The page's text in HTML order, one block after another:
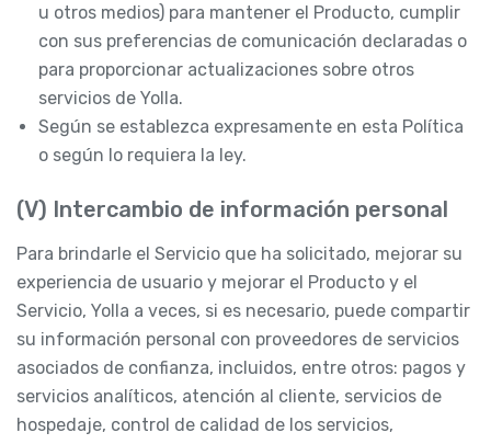
u otros medios) para mantener el Producto, cumplir
con sus preferencias de comunicación declaradas o
para proporcionar actualizaciones sobre otros
servicios de Yolla.
Según se establezca expresamente en esta Política
o según lo requiera la ley.
(V) Intercambio de información personal
Para brindarle el Servicio que ha solicitado, mejorar su
experiencia de usuario y mejorar el Producto y el
Servicio, Yolla a veces, si es necesario, puede compartir
su información personal con proveedores de servicios
asociados de confianza, incluidos, entre otros: pagos y
servicios analíticos, atención al cliente, servicios de
hospedaje, control de calidad de los servicios,